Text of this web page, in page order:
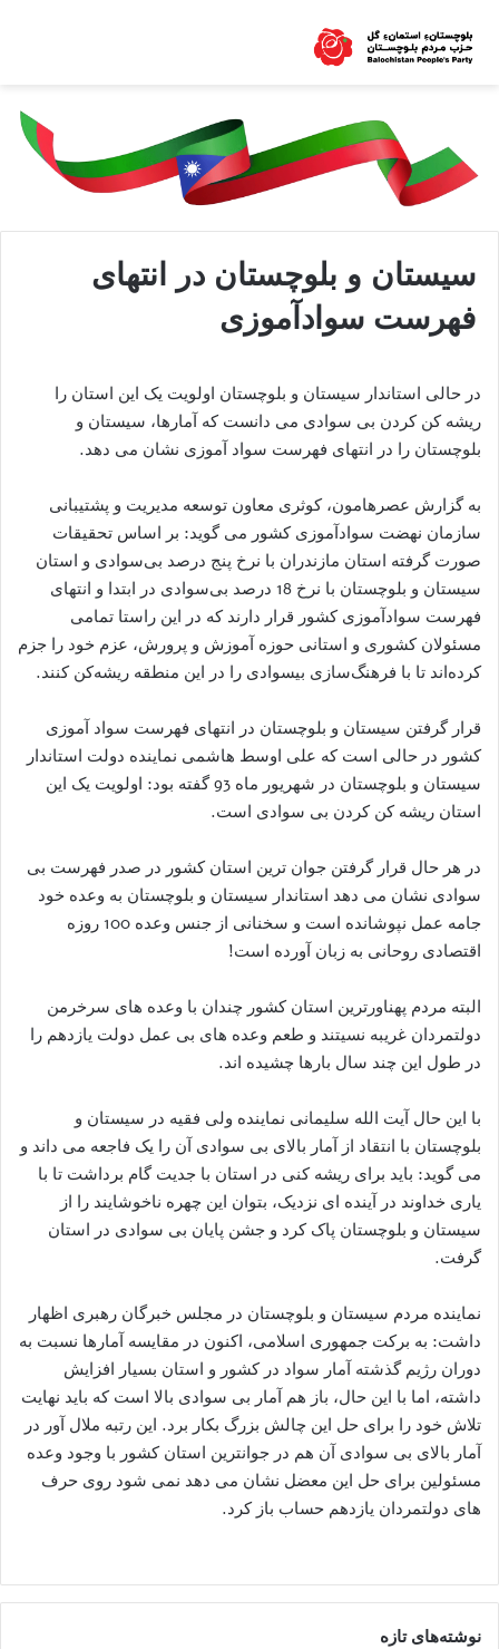
سیستان و بلوچستان در انتهای
فهرست سوادآموزی
در حالی استاندار سیستان و بلوچستان اولویت یک این استان را
ریشه کن کردن بی سوادی می دانست که آمارها، سیستان و
بلوچستان را در انتهای فهرست سواد آموزی نشان می دهد.
به گزارش عصرهامون، کوثری معاون توسعه مدیریت و پشتیبانی
سازمان نهضت سواد‌آموزی کشور می گوید: بر اساس تحقیقات
صورت گرفته استان مازندران با نرخ پنج درصد بی‌سوادی و استان
سیستان و بلوچستان با نرخ 18 درصد بی‌سوادی در ابتدا و انتهای
فهرست سوادآموزی کشور قرار دارند که در این راستا تمامی
مسئولان کشوری و استانی حوزه آموزش و پرورش، عزم خود را جزم
کرده‌اند تا با فرهنگ‌سازی بیسوادی را در این منطقه ریشه‌کن کنند.
قرار گرفتن سیستان و بلوچستان در انتهای فهرست سواد آموزی
کشور در حالی است که علی اوسط هاشمی نماینده دولت استاندار
سیستان و بلوچستان در شهریور ماه 93 گفته بود: اولویت یک این
استان ریشه کن کردن بی سوادی است.
در هر حال قرار گرفتن جوان ترین استان کشور در صدر فهرست بی
سوادی نشان می دهد استاندار سیستان و بلوچستان به وعده خود
جامه عمل نپوشانده است و سخنانی از جنس وعده 100 روزه
اقتصادی روحانی به زبان آورده است!
البته مردم پهناورترین استان کشور چندان با وعده های سرخرمن
دولتمردان غریبه نسیتند و طعم وعده های بی عمل دولت یازدهم را
در طول این چند سال بارها چشیده اند.
با این حال آیت الله سلیمانی نماینده ولی فقیه در سیستان و
بلوچستان با انتقاد از آمار بالای بی سوادی آن را یک فاجعه می داند و
می گوید: باید برای ریشه کنی در استان با جدیت گام برداشت تا با
یاری خداوند در آینده ای نزدیک، بتوان این چهره ناخوشایند را از
سیستان و بلوچستان پاک کرد و جشن پایان بی سوادی در استان
گرفت.
نماینده مردم سیستان و بلوچستان در مجلس خبرگان رهبری اظهار
داشت: به برکت جمهوری اسلامی، اکنون در مقایسه آمارها نسبت به
دوران رژیم گذشته آمار سواد در کشور و استان بسیار افزایش
داشته، اما با این حال، باز هم آمار بی سوادی بالا است که باید نهایت
تلاش خود را برای حل این چالش بزرگ بکار برد. این رتبه ملال آور در
آمار بالای بی سوادی آن هم در جوانترین استان کشور با وجود وعده
مسئولین برای حل این معضل نشان می دهد نمی شود روی حرف
های دولتمردان یازدهم حساب باز کرد.
نوشته‌های تازه